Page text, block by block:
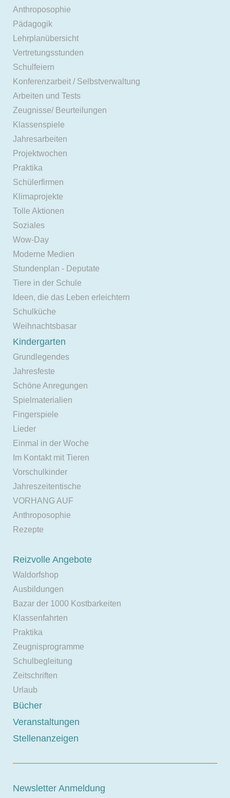
Anthroposophie
Pädagogik
Lehrplanübersicht
Vertretungsstunden
Schulfeiern
Konferenzarbeit / Selbstverwaltung
Arbeiten und Tests
Zeugnisse/ Beurteilungen
Klassenspiele
Jahresarbeiten
Projektwochen
Praktika
Schülerfirmen
Klimaprojekte
Tolle Aktionen
Soziales
Wow-Day
Moderne Medien
Stundenplan - Deputate
Tiere in der Schule
Ideen, die das Leben erleichtern
Schulküche
Weihnachtsbasar
Kindergarten
Grundlegendes
Jahresfeste
Schöne Anregungen
Spielmaterialien
Fingerspiele
Lieder
Einmal in der Woche
Im Kontakt mit Tieren
Vorschulkinder
Jahreszeitentische
VORHANG AUF
Anthroposophie
Rezepte
Reizvolle Angebote
Waldorfshop
Ausbildungen
Bazar der 1000 Kostbarkeiten
Klassenfahrten
Praktika
Zeugnisprogramme
Schulbegleitung
Zeitschriften
Urlaub
Bücher
Veranstaltungen
Stellenanzeigen
Newsletter Anmeldung